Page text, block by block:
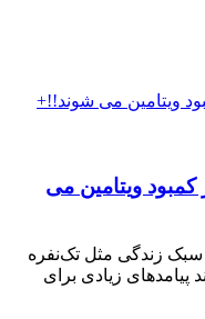
کمبود ویتامین می
زندگی مثل تک‌نفره
پیامدهای زیادی برای